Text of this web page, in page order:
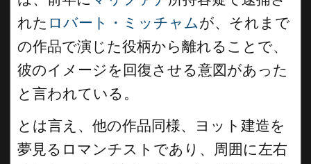
れた ロバート・ミッチャムが、それまで
の作品で演じた役柄から離れることで、
彼のイメージを回復させる意図があった
と言われている。
とは言え、他の作品同様、ヨット建造を
夢見るロマンチストであり、周囲に左右